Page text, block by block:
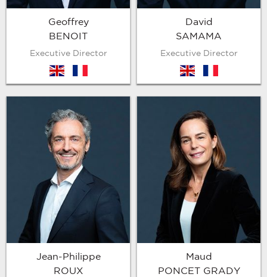
Geoffrey
BENOIT
Executive Director
en
David
SAMAMA
Executive Director
en
Jean-Philippe
ROUX
Maud
PONCET GRADY